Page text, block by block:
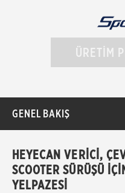
ÜRETİM
GENEL BAKIŞ
HEYECAN VERİCİ,
SCOOTER SÜRÜŞÜ
YELPAZESİ